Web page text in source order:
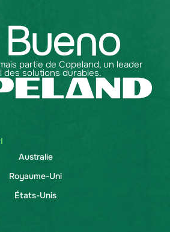
Australie
Royaume-Uni
États-Unis
partie de Copeland, un leader
des solutions durables.